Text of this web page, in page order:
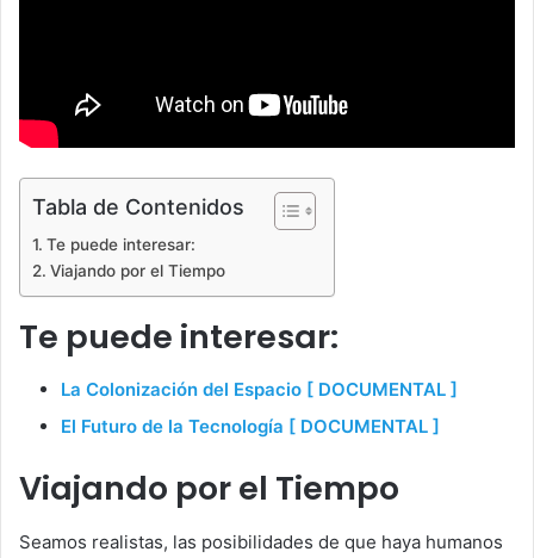
Tabla de Contenidos
Te puede interesar:
Viajando por el Tiempo
Te puede interesar:
La Colonización del Espacio [ DOCUMENTAL ]
El Futuro de la Tecnología [ DOCUMENTAL ]
Viajando por el Tiempo
Seamos realistas, las posibilidades de que haya humanos